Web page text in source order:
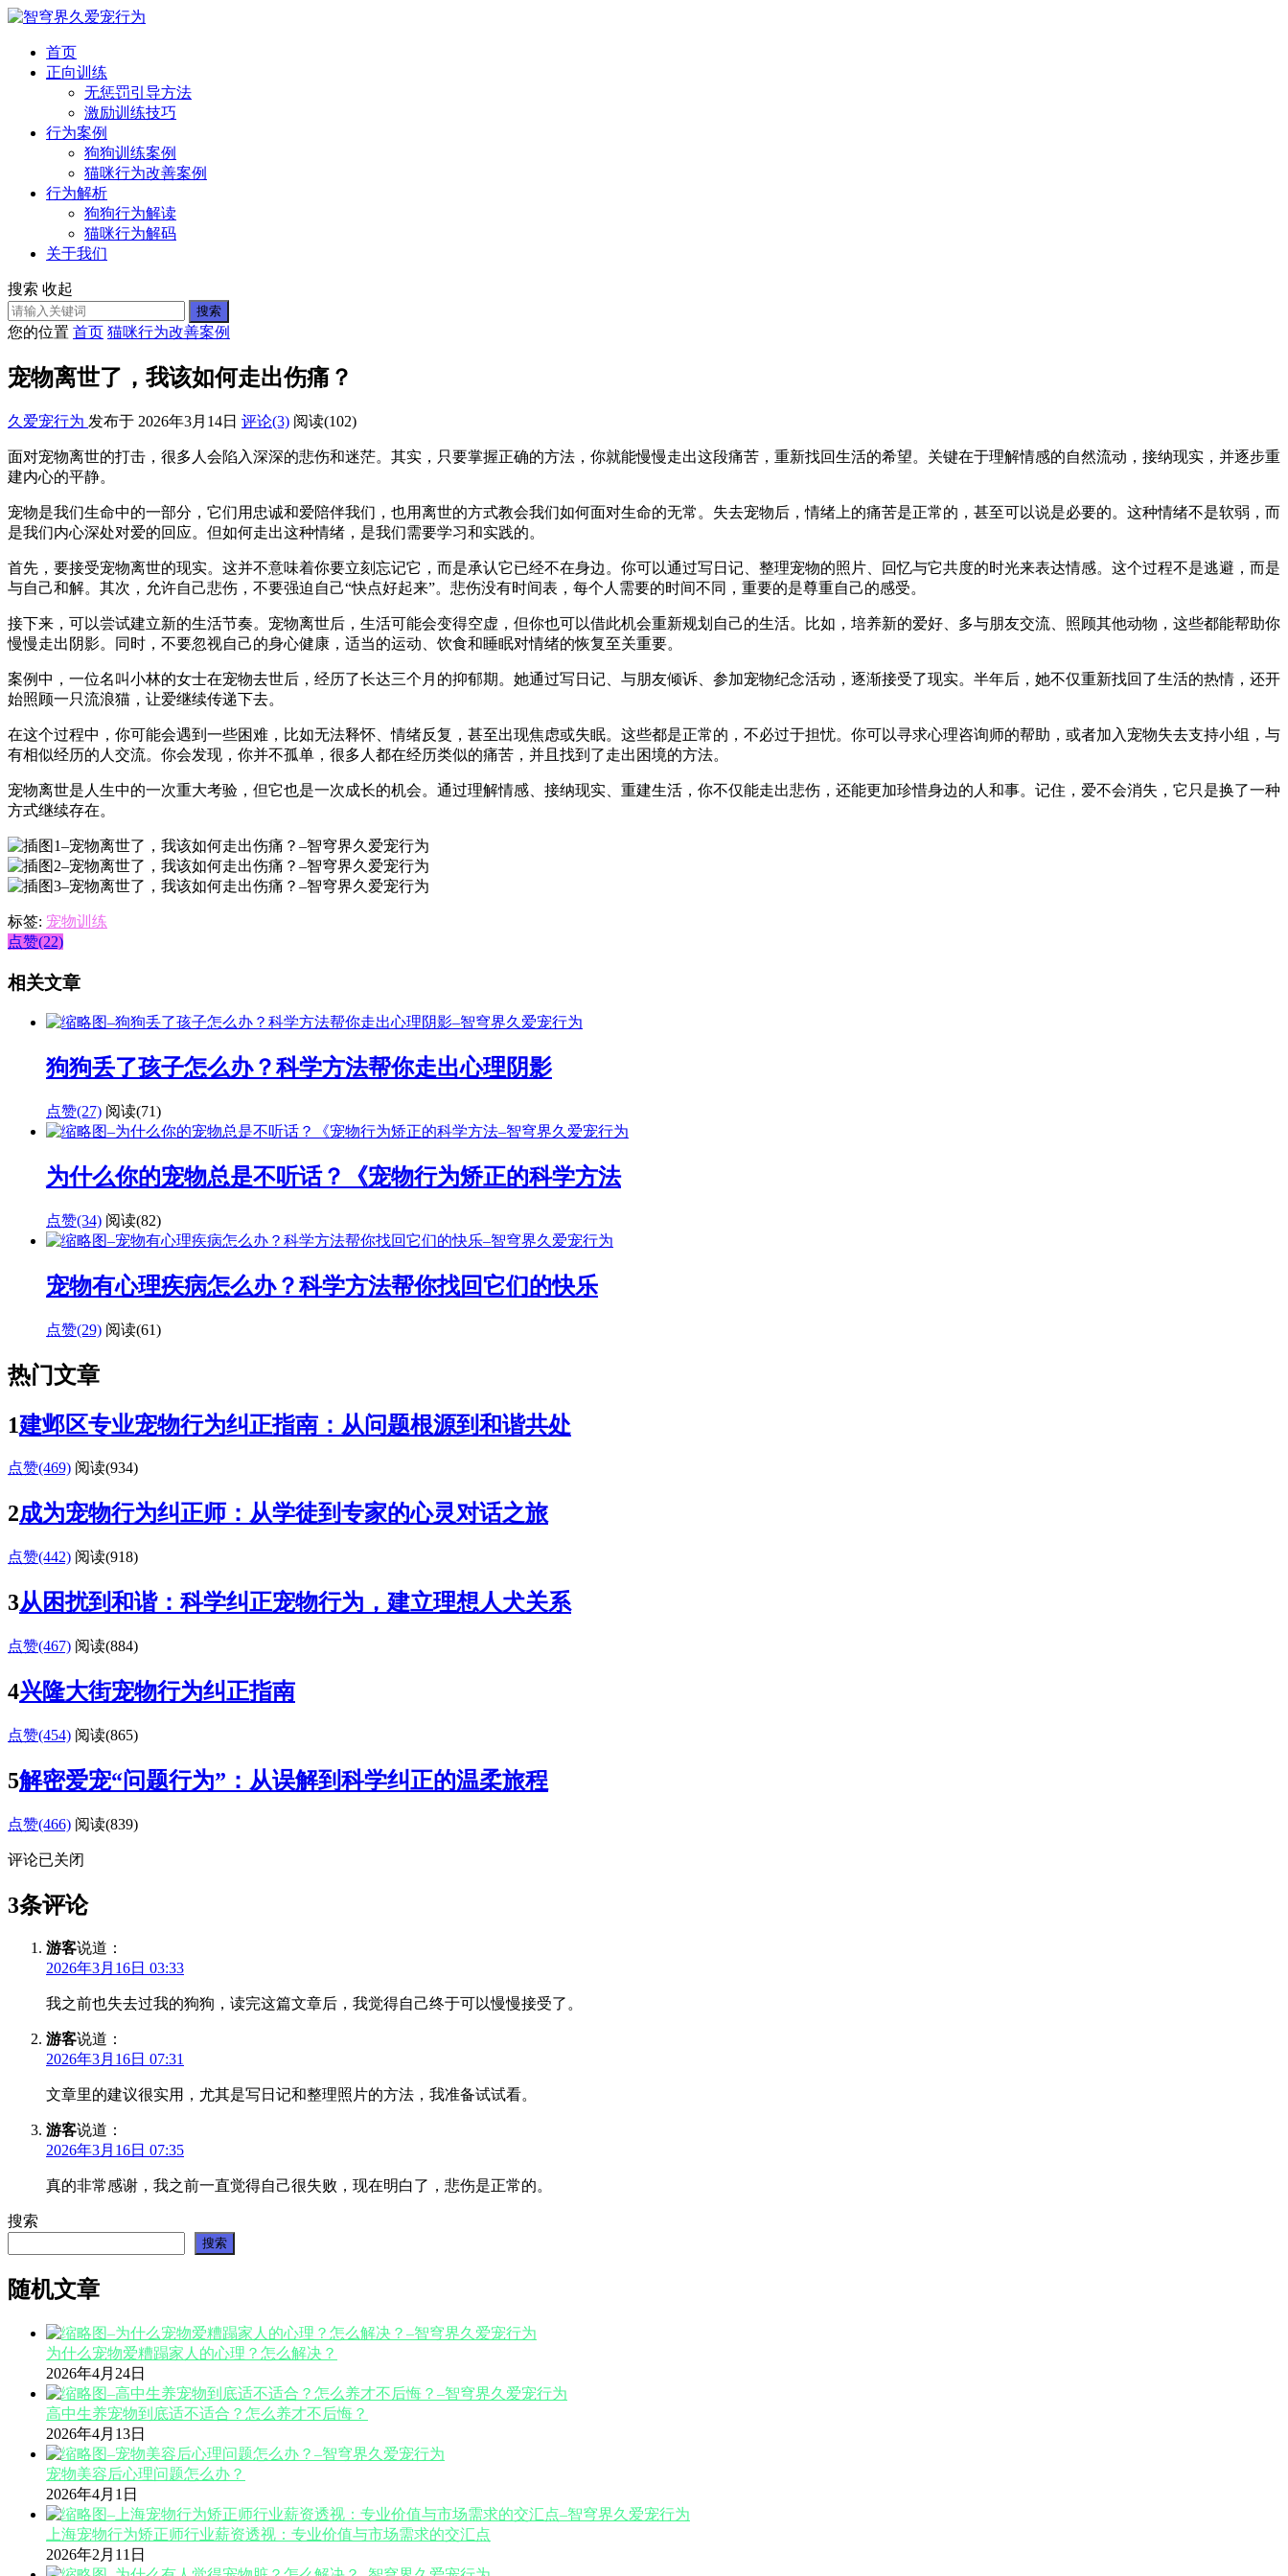
首页
正向训练
无惩罚引导方法
激励训练技巧
行为案例
狗狗训练案例
猫咪行为改善案例
行为解析
狗狗行为解读
猫咪行为解码
关于我们
搜索 收起
搜索
您的位置 首页 猫咪行为改善案例
宠物离世了，我该如何走出伤痛？
久爱宠行为 发布于 2026年3月14日 评论(3) 阅读(102)
面对宠物离世的打击，很多人会陷入深深的悲伤和迷茫。其实，只要掌握正确的方法，你就能慢慢走出这段痛苦，重新找回生活的希望。关键在于理解情感的自然流动，接纳现实，并逐步重
建内心的平静。
宠物是我们生命中的一部分，它们用忠诚和爱陪伴我们，也用离世的方式教会我们如何面对生命的无常。失去宠物后，情绪上的痛苦是正常的，甚至可以说是必要的。这种情绪不是软弱，而
是我们内心深处对爱的回应。但如何走出这种情绪，是我们需要学习和实践的。
首先，要接受宠物离世的现实。这并不意味着你要立刻忘记它，而是承认它已经不在身边。你可以通过写日记、整理宠物的照片、回忆与它共度的时光来表达情感。这个过程不是逃避，而是
与自己和解。其次，允许自己悲伤，不要强迫自己“快点好起来”。悲伤没有时间表，每个人需要的时间不同，重要的是尊重自己的感受。
接下来，可以尝试建立新的生活节奏。宠物离世后，生活可能会变得空虚，但你也可以借此机会重新规划自己的生活。比如，培养新的爱好、多与朋友交流、照顾其他动物，这些都能帮助你
慢慢走出阴影。同时，不要忽视自己的身心健康，适当的运动、饮食和睡眠对情绪的恢复至关重要。
案例中，一位名叫小林的女士在宠物去世后，经历了长达三个月的抑郁期。她通过写日记、与朋友倾诉、参加宠物纪念活动，逐渐接受了现实。半年后，她不仅重新找回了生活的热情，还开
始照顾一只流浪猫，让爱继续传递下去。
在这个过程中，你可能会遇到一些困难，比如无法释怀、情绪反复，甚至出现焦虑或失眠。这些都是正常的，不必过于担忧。你可以寻求心理咨询师的帮助，或者加入宠物失去支持小组，与
有相似经历的人交流。你会发现，你并不孤单，很多人都在经历类似的痛苦，并且找到了走出困境的方法。
宠物离世是人生中的一次重大考验，但它也是一次成长的机会。通过理解情感、接纳现实、重建生活，你不仅能走出悲伤，还能更加珍惜身边的人和事。记住，爱不会消失，它只是换了一种
方式继续存在。
标签: 宠物训练
点赞(22)
相关文章
狗狗丢了孩子怎么办？科学方法帮你走出心理阴影
点赞(27) 阅读(71)
为什么你的宠物总是不听话？《宠物行为矫正的科学方法
点赞(34) 阅读(82)
宠物有心理疾病怎么办？科学方法帮你找回它们的快乐
点赞(29) 阅读(61)
热门文章
1建邺区专业宠物行为纠正指南：从问题根源到和谐共处
点赞(469) 阅读(934)
2成为宠物行为纠正师：从学徒到专家的心灵对话之旅
点赞(442) 阅读(918)
3从困扰到和谐：科学纠正宠物行为，建立理想人犬关系
点赞(467) 阅读(884)
4兴隆大街宠物行为纠正指南
点赞(454) 阅读(865)
5解密爱宠“问题行为”：从误解到科学纠正的温柔旅程
点赞(466) 阅读(839)
评论已关闭
3条评论
游客说道：
2026年3月16日 03:33
我之前也失去过我的狗狗，读完这篇文章后，我觉得自己终于可以慢慢接受了。
游客说道：
2026年3月16日 07:31
文章里的建议很实用，尤其是写日记和整理照片的方法，我准备试试看。
游客说道：
2026年3月16日 07:35
真的非常感谢，我之前一直觉得自己很失败，现在明白了，悲伤是正常的。
搜索
搜索
随机文章
为什么宠物爱糟蹋家人的心理？怎么解决？
2026年4月24日
高中生养宠物到底适不适合？怎么养才不后悔？
2026年4月13日
宠物美容后心理问题怎么办？
2026年4月1日
上海宠物行为矫正师行业薪资透视：专业价值与市场需求的交汇点
2026年2月11日